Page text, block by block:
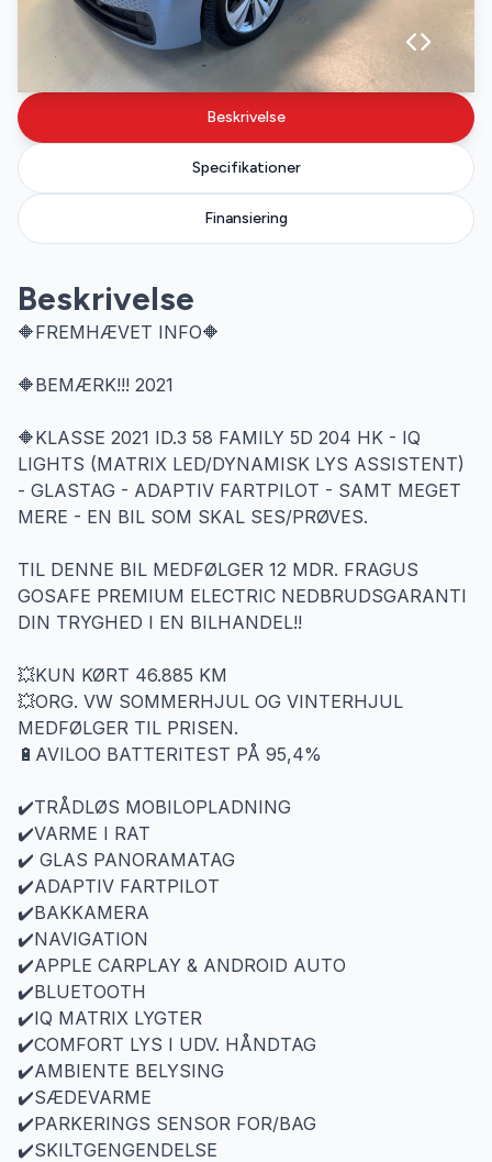
Specifikationer
Beskrivelse
Finansiering
Beskrivelse
🔶FREMHÆVET INFO🔶
🔶BEMÆRK!!! 2021
🔶KLASSE 2021 ID.3 58 FAMILY 5D 204 HK - IQ
LIGHTS (MATRIX LED/DYNAMISK LYS ASSISTENT)
- GLASTAG - ADAPTIV FARTPILOT - SAMT MEGET
MERE - EN BIL SOM SKAL SES/PRØVES.
TIL DENNE BIL MEDFØLGER 12 MDR. FRAGUS
GOSAFE PREMIUM ELECTRIC NEDBRUDSGARANTI
DIN TRYGHED I EN BILHANDEL!!
💥KUN KØRT 46.885 KM
💥ORG. VW SOMMERHJUL OG VINTERHJUL
MEDFØLGER TIL PRISEN.
🔋AVILOO BATTERITEST PÅ 95,4%
✔️TRÅDLØS MOBILOPLADNING
✔️VARME I RAT
✔️ GLAS PANORAMATAG
✔️ADAPTIV FARTPILOT
✔️BAKKAMERA
✔️NAVIGATION
✔️APPLE CARPLAY & ANDROID AUTO
✔️BLUETOOTH
✔️IQ MATRIX LYGTER
✔️COMFORT LYS I UDV. HÅNDTAG
✔️AMBIENTE BELYSING
✔️SÆDEVARME
✔️PARKERINGS SENSOR FOR/BAG
✔️SKILTGENGENDELSE